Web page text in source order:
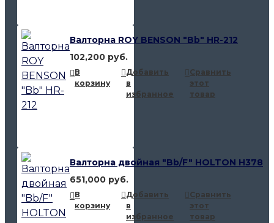
Валторна ROY BENSON "Bb" HR-212
102,200 руб.
В
корзину
Добавить
в
избранное
Сравнить
этот
товар
Валторна двойная "Bb/F" HOLTON H378
651,000 руб.
В
корзину
Добавить
в
избранное
Сравнить
этот
товар